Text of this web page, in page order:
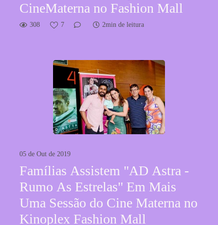
CineMaterna no Fashion Mall
308 7 2min de leitura
05 de Out de 2019
Famílias Assistem "AD Astra -
Rumo As Estrelas" Em Mais
Uma Sessão do Cine Materna no
Kinoplex Fashion Mall